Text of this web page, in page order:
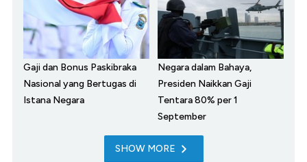
Gaji dan Bonus Paskibraka
Nasional yang Bertugas di
Istana Negara
Negara dalam Bahaya,
Presiden Naikkan Gaji
Tentara 80% per 1
September
SHOW MORE